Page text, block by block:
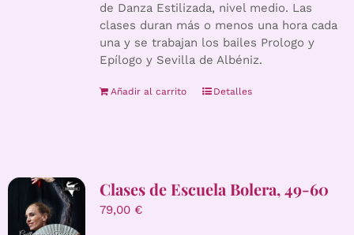
de Danza Estilizada, nivel medio. Las
clases duran más o menos una hora cada
una y se trabajan los bailes Prologo y
Epílogo y Sevilla de Albéniz.
Añadir al carrito Detalles
Clases de Escuela Bolera, 49-60
79,00 €